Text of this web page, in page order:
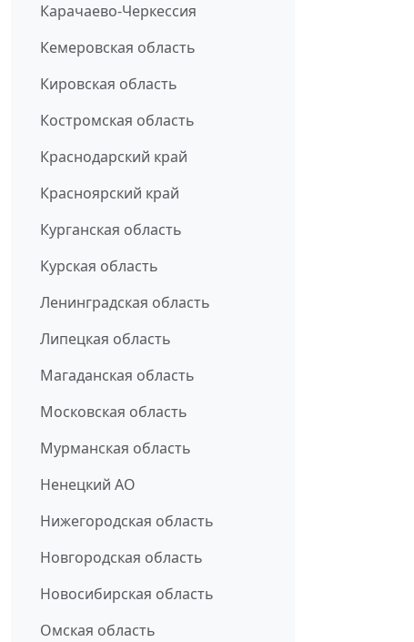
Карачаево-Черкессия
Кемеровская область
Кировская область
Костромская область
Краснодарский край
Красноярский край
Курганская область
Курская область
Ленинградская область
Липецкая область
Магаданская область
Московская область
Мурманская область
Ненецкий АО
Нижегородская область
Новгородская область
Новосибирская область
Омская область